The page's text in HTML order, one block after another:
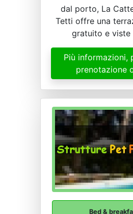
dal porto, La
Tetti offre una
gratuito e viste
Più informazioni,
prenotazione
Bed &